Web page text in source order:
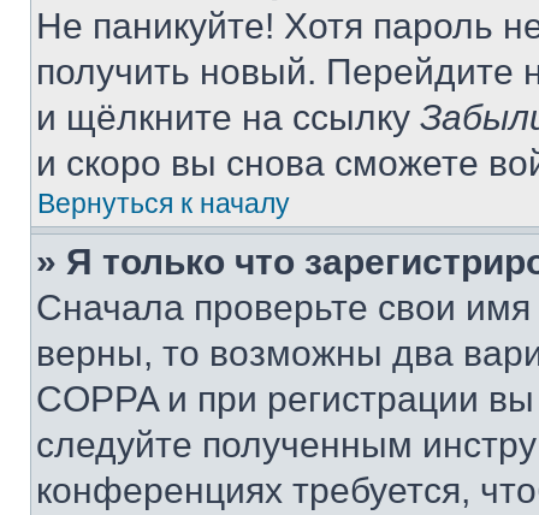
Не паникуйте! Хотя пароль
получить новый. Перейдите
и щёлкните на ссылку
и скоро вы снова сможете
Вернуться к началу
» Я только что
Сначала проверьте свои
верны, то возможны два
COPPA и при регистрации
следуйте полученным
конференциях требуется,